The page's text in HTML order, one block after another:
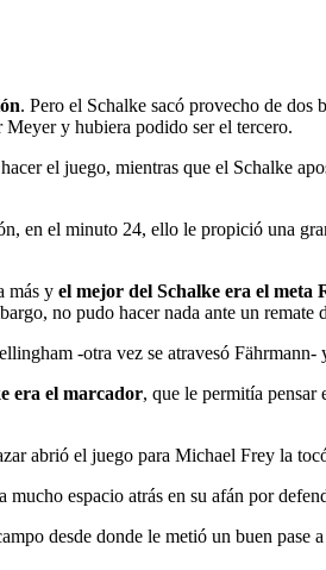
. Pero el Schalke sacó provecho de dos
y hubiera podido ser el tercero.
el juego, mientras que el Schalke
en el minuto 24, ello le propició una
más y el mejor del Schalke era el
no pudo hacer nada ante un remate
-otra vez se atravesó
era el marcador, que le permitía pensar
abrió el juego para Michael Frey la
mucho espacio atrás en su afán por
desde donde le metió un buen pase a